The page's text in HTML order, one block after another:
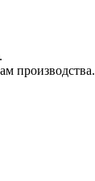
производства.